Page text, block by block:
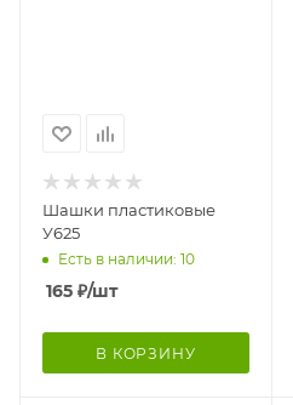
Шашки пластиковые
У625
Есть в наличии: 10
165 ₽/шт
В КОРЗИНУ